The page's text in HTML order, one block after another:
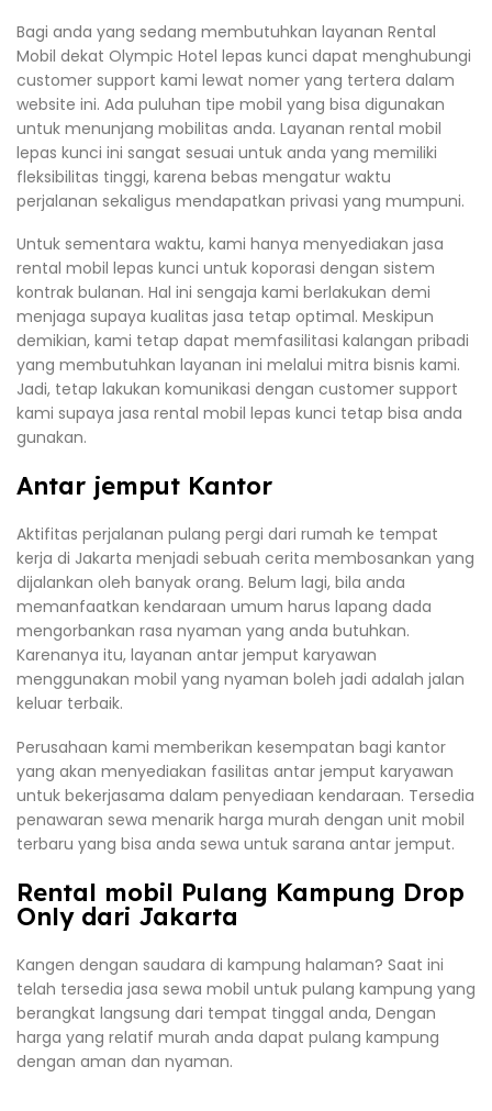
Bagi anda yang sedang membutuhkan layanan Rental
Mobil dekat Olympic Hotel lepas kunci dapat menghubungi
customer support kami lewat nomer yang tertera dalam
website ini. Ada puluhan tipe mobil yang bisa digunakan
untuk menunjang mobilitas anda. Layanan rental mobil
lepas kunci ini sangat sesuai untuk anda yang memiliki
fleksibilitas tinggi, karena bebas mengatur waktu
perjalanan sekaligus mendapatkan privasi yang mumpuni.
Untuk sementara waktu, kami hanya menyediakan jasa
rental mobil lepas kunci untuk koporasi dengan sistem
kontrak bulanan. Hal ini sengaja kami berlakukan demi
menjaga supaya kualitas jasa tetap optimal. Meskipun
demikian, kami tetap dapat memfasilitasi kalangan pribadi
yang membutuhkan layanan ini melalui mitra bisnis kami.
Jadi, tetap lakukan komunikasi dengan customer support
kami supaya jasa rental mobil lepas kunci tetap bisa anda
gunakan.
Antar jemput Kantor
Aktifitas perjalanan pulang pergi dari rumah ke tempat
kerja di Jakarta menjadi sebuah cerita membosankan yang
dijalankan oleh banyak orang. Belum lagi, bila anda
memanfaatkan kendaraan umum harus lapang dada
mengorbankan rasa nyaman yang anda butuhkan.
Karenanya itu, layanan antar jemput karyawan
menggunakan mobil yang nyaman boleh jadi adalah jalan
keluar terbaik.
Perusahaan kami memberikan kesempatan bagi kantor
yang akan menyediakan fasilitas antar jemput karyawan
untuk bekerjasama dalam penyediaan kendaraan. Tersedia
penawaran sewa menarik harga murah dengan unit mobil
terbaru yang bisa anda sewa untuk sarana antar jemput.
Rental mobil Pulang Kampung Drop
Only dari Jakarta
Kangen dengan saudara di kampung halaman? Saat ini
telah tersedia jasa sewa mobil untuk pulang kampung yang
berangkat langsung dari tempat tinggal anda, Dengan
harga yang relatif murah anda dapat pulang kampung
dengan aman dan nyaman.